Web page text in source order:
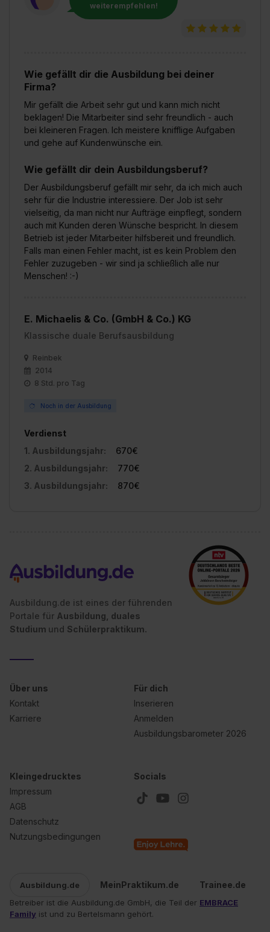
weiterempfehlen!
Wie gefällt dir die Ausbildung bei deiner
Firma?
Mir gefällt die Arbeit sehr gut und kann mich nicht
beklagen! Die Mitarbeiter sind sehr freundlich - auch
bei kleineren Fragen. Ich meistere knifflige Aufgaben
und gehe auf Kundenwünsche ein.
Wie gefällt dir dein Ausbildungsberuf?
Der Ausbildungsberuf gefällt mir sehr, da ich mich auch
sehr für die Industrie interessiere. Der Job ist sehr
vielseitig, da man nicht nur Aufträge einpflegt, sondern
auch mit Kunden deren Wünsche bespricht. In diesem
Betrieb ist jeder Mitarbeiter hilfsbereit und freundlich.
Falls man einen Fehler macht, ist es kein Problem den
Fehler zuzugeben - wir sind ja schließlich alle nur
Menschen! :-)
E. Michaelis & Co. (GmbH & Co.) KG
Klassische duale Berufsausbildung
Reinbek
2014
8 Std. pro Tag
Noch in der Ausbildung
Verdienst
1. Ausbildungsjahr:
670€
2. Ausbildungsjahr:
770€
3. Ausbildungsjahr:
870€
Ausbildung.de ist eines der führenden
Portale für Ausbildung, duales
Studium und Schülerpraktikum.
Über uns
Kontakt
Karriere
Für dich
Inserieren
Anmelden
Ausbildungsbarometer 2026
Kleingedrucktes
Impressum
AGB
Datenschutz
Nutzungsbedingungen
Socials
Ausbildung.de MeinPraktikum.de Trainee.de
Betreiber ist die Ausbildung.de GmbH, die Teil der EMBRACE
Family ist und zu Bertelsmann gehört.